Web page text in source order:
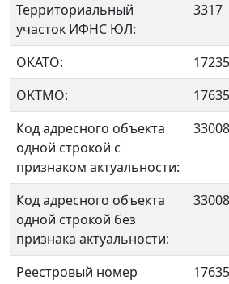
Территориальный
участок ИФНС ЮЛ:
3317
ОКАТО:
OKTMO:
Код адресного объекта
одной строкой с
признаком актуальности:
Код адресного объекта
одной строкой без
признака актуальности:
Реестровый номер